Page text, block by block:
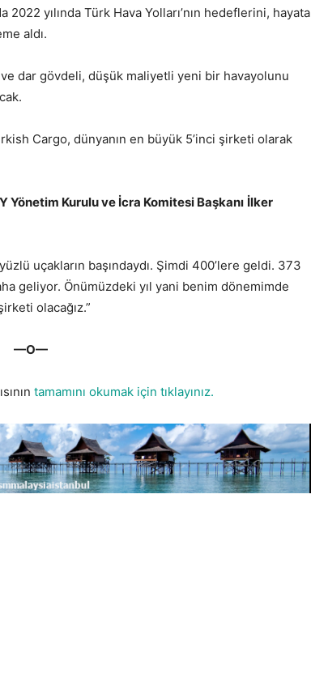
2022 yılında Türk Hava Yolları’nın hedeflerini, hayata
aldı.
dar gövdeli, düşük maliyetli yeni bir havayolunu
Cargo, dünyanın en büyük 5’inci şirketi olarak
Yönetim Kurulu ve İcra Komitesi Başkanı İlker
uçakların başındaydı. Şimdi 400’lere geldi. 373
geliyor. Önümüzdeki yıl yani benim dönemimde
olacağız.”
—O—
tamamını okumak için tıklayınız.